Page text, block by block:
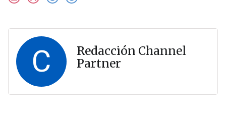
C
Redacción Channel
Partner